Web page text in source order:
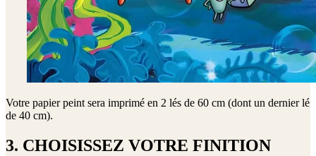
Votre papier peint sera imprimé en 2 lés de 60 cm (dont un dernier lé
de 40 cm).
3. CHOISISSEZ VOTRE FINITION